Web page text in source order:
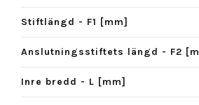
Stiftlängd - F1 [mm]
Anslutningsstiftets längd - F2
Inre bredd - L [mm]